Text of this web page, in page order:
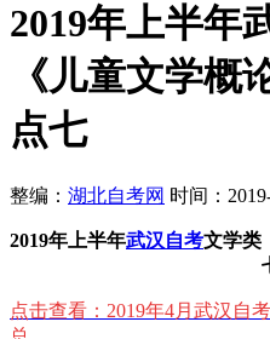
2019年上半年
《儿童文学概
点七
整编： 湖北自考网 时间：
2019年上半年武汉自考文学类
点击查看： 2019年4月武汉自